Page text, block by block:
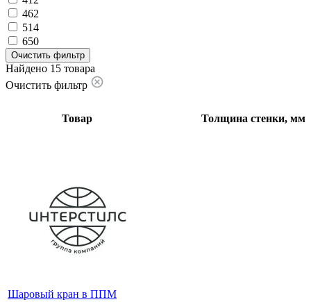
462
514
650
Очистить фильтр
Найдено 15 товара
Очистить фильтр
Товар Толщина стенки, мм
Шаровый кран в ППМ